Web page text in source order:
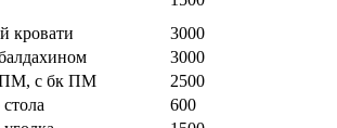
кровати
3000
3000
ПМ, с бк ПМ
2500
600